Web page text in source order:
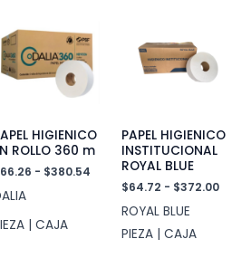
HIGIENICO
ROLLO 360 m
66.26 - $380.54Rango
desde
$66.26
hasta
| CAJA
PAPEL HIGIENICO
INSTITUCIONAL
ROYAL BLUE
$64.72 - $372.00
ROYAL BLUE
PIEZA | CAJA